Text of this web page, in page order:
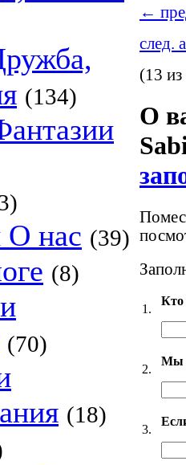
(134)
нас (39)
(8)
(70)
(18)
←
след.
(13
О
1.
2.
Мы
3.